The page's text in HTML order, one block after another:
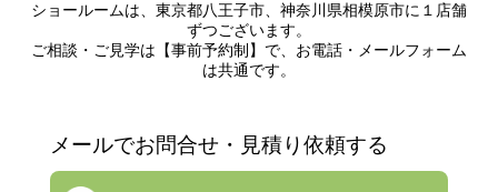
ショールームは、東京都八王子市、神奈川県相模原市に１店舗
ずつございます。
ご相談・ご見学は【事前予約制】で、お電話・メールフォーム
は共通です。
メールでお問合せ・見積り依頼する